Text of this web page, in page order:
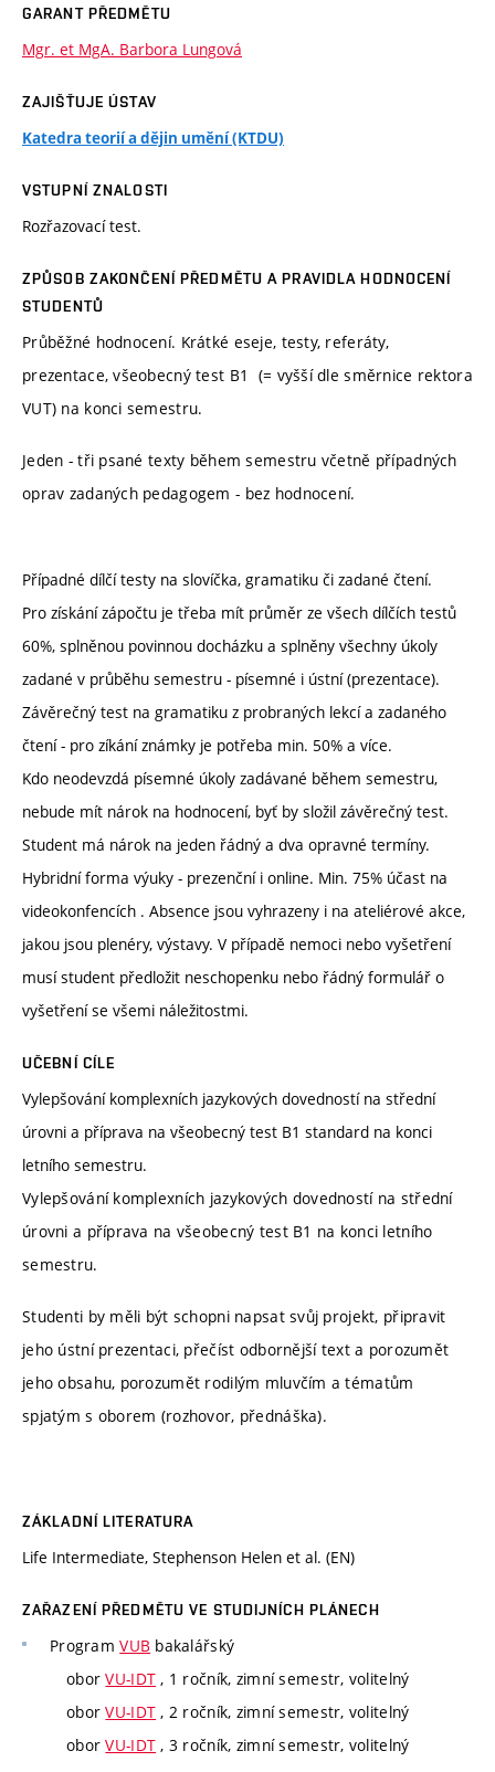
GARANT PŘEDMĚTU
Mgr. et MgA. Barbora Lungová
ZAJIŠŤUJE ÚSTAV
Katedra teorií a dějin umění (KTDU)
VSTUPNÍ ZNALOSTI
Rozřazovací test.
ZPŮSOB ZAKONČENÍ PŘEDMĚTU A PRAVIDLA HODNOCENÍ
STUDENTŮ
Průběžné hodnocení. Krátké eseje, testy, referáty,
prezentace, všeobecný test B1 (= vyšší dle směrnice rektora
VUT) na konci semestru.
Jeden - tři psané texty během semestru včetně případných
oprav zadaných pedagogem - bez hodnocení.
Případné dílčí testy na slovíčka, gramatiku či zadané čtení.
Pro získání zápočtu je třeba mít průměr ze všech dílčích testů
60%, splněnou povinnou docházku a splněny všechny úkoly
zadané v průběhu semestru - písemné i ústní (prezentace).
Závěrečný test na gramatiku z probraných lekcí a zadaného
čtení - pro zíkání známky je potřeba min. 50% a více.
Kdo neodevzdá písemné úkoly zadávané během semestru,
nebude mít nárok na hodnocení, byť by složil závěrečný test.
Student má nárok na jeden řádný a dva opravné termíny.
Hybridní forma výuky - prezenční i online. Min. 75% účast na
videokonfencích . Absence jsou vyhrazeny i na ateliérové akce,
jakou jsou plenéry, výstavy. V případě nemoci nebo vyšetření
musí student předložit neschopenku nebo řádný formulář o
vyšetření se všemi náležitostmi.
UČEBNÍ CÍLE
Vylepšování komplexních jazykových dovedností na střední
úrovni a příprava na všeobecný test B1 standard na konci
letního semestru.
Vylepšování komplexních jazykových dovedností na střední
úrovni a příprava na všeobecný test B1 na konci letního
semestru.
Studenti by měli být schopni napsat svůj projekt, připravit
jeho ústní prezentaci, přečíst odbornější text a porozumět
jeho obsahu, porozumět rodilým mluvčím a tématům
spjatým s oborem (rozhovor, přednáška).
ZÁKLADNÍ LITERATURA
Life Intermediate, Stephenson Helen et al. (EN)
ZAŘAZENÍ PŘEDMĚTU VE STUDIJNÍCH PLÁNECH
ProgramVUB bakalářský
oborVU-IDT , 1 ročník, zimní semestr, volitelný
oborVU-IDT , 2 ročník, zimní semestr, volitelný
oborVU-IDT , 3 ročník, zimní semestr, volitelný